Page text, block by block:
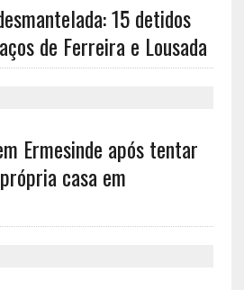
15 detidos
de Ferreira e Lousada
Ermesinde após tentar
casa em